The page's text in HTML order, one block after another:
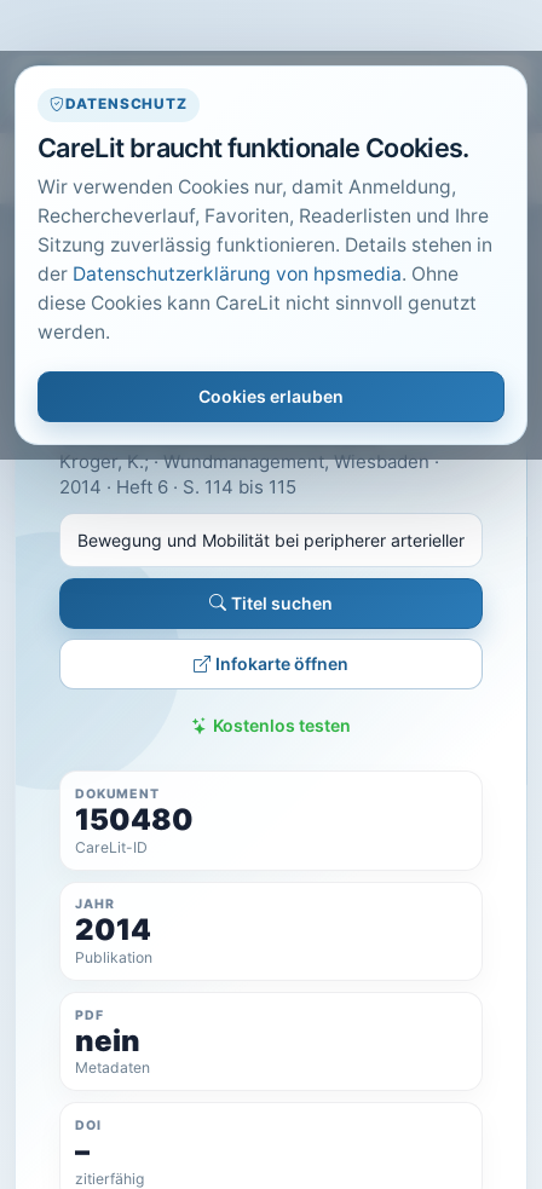
DATENSCHUTZ
CareLit braucht funktionale Cookies.
Wir verwenden Cookies nur, damit Anmeldung,
Rechercheverlauf, Favoriten, Readerlisten und Ihre
Sitzung zuverlässig funktionieren. Details stehen in
der Datenschutzerklärung von hpsmedia. Ohne
diese Cookies kann CareLit nicht sinnvoll genutzt
werden.
Cookies erlauben
CARELIT FACHARTIKEL
Bewegung und Mobilität bei
peripherer arterieller
Verschlusskrankheit
Kroger, K.; · Wundmanagement, Wiesbaden ·
2014 · Heft 6 · S. 114 bis 115
Titel suchen
Infokarte öffnen
Kostenlos testen
DOKUMENT
150480
CareLit-ID
JAHR
2014
Publikation
PDF
nein
Metadaten
DOI
–
zitierfähig